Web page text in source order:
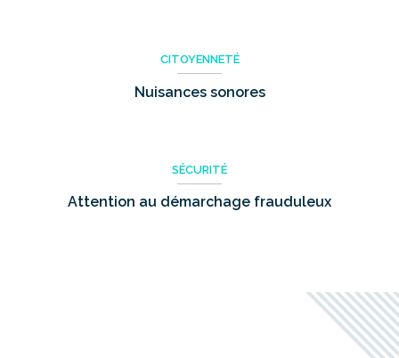
CITOYENNETÉ
Nuisances sonores
SÉCURITÉ
Attention au démarchage frauduleux